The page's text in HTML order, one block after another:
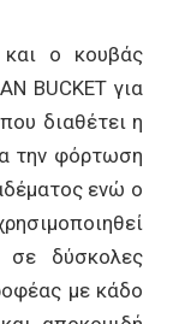
ο κουβάς
BUCKET για
διαθέτει η
την φόρτωση
ενώ ο
σε δύσκολες
με κάδο